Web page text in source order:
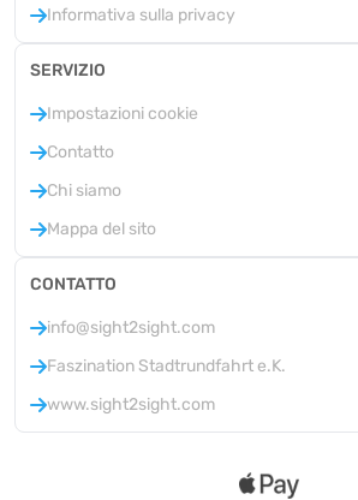
Informativa sulla privacy
SERVIZIO
Impostazioni cookie
Contatto
Chi siamo
Mappa del sito
CONTATTO
info@sight2sight.com
Faszination Stadtrundfahrt e.K.
www.sight2sight.com